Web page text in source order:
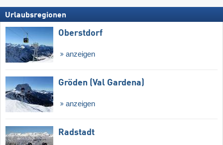
Urlaubsregionen
Oberstdorf
anzeigen
Gröden (Val Gardena)
anzeigen
Radstadt